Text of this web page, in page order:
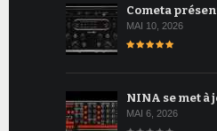
Cometa
MAI 10, 2026
NINA se met à
MAI 6, 2026